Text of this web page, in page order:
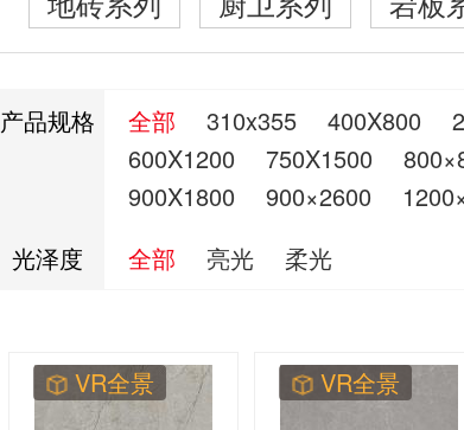
产品规格 全部 310x355 400X800
600X1200
750X1500
900X1800
900×2600
光泽度
全部 亮光 柔光
VR全景 VR全景